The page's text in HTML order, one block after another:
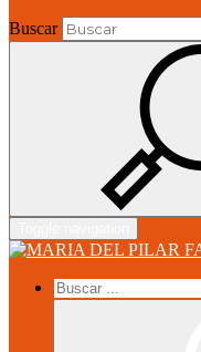
Buscar